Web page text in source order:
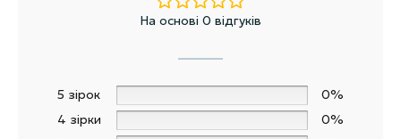
На основі 0 відгуків
5 зірок
0%
4 зірки
0%